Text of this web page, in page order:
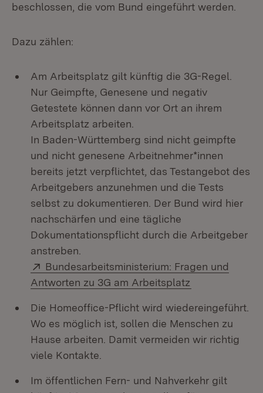
beschlossen, die vom Bund eingeführt werden.
Dazu zählen:
Am Arbeitsplatz gilt künftig die 3G-Regel.
Nur Geimpfte, Genesene und negativ
Getestete können dann vor Ort an ihrem
Arbeitsplatz arbeiten.
In Baden-Württemberg sind nicht geimpfte
und nicht genesene Arbeitnehmer*innen
bereits jetzt verpflichtet, das Testangebot des
Arbeitgebers anzunehmen und die Tests
selbst zu dokumentieren. Der Bund wird hier
nachschärfen und eine tägliche
Dokumentationspflicht durch die Arbeitgeber
anstreben.
Extern:
Bundesarbeitsministerium: Fragen und
Antworten zu 3G am Arbeitsplatz
Die Homeoffice-Pflicht wird wiedereingeführt.
Wo es möglich ist, sollen die Menschen zu
Hause arbeiten. Damit vermeiden wir richtig
viele Kontakte.
Im öffentlichen Fern- und Nahverkehr gilt